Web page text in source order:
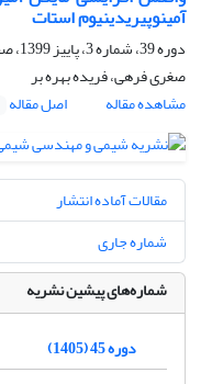
آمینوپیریدینیوم استات
دوره 39، شماره 3، پاییز 1399، صفحه
صغری فرهی، فریده بهره بر
مشاهده مقاله
اصل مقاله
مقالات آماده انتشار
شماره جاری
شماره‌های پیشین نشریه
دوره 45 (1405)